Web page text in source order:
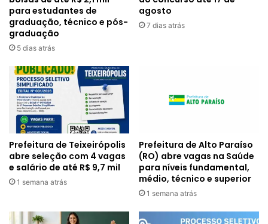
para estudantes de
graduação, técnico e pós-
graduação
5 dias atrás
agosto
7 dias atrás
Prefeitura de Teixeirópolis
abre seleção com 4 vagas
e salário de até R$ 9,7 mil
1 semana atrás
Prefeitura de Alto Paraíso
(RO) abre vagas na Saúde
para níveis fundamental,
médio, técnico e superior
1 semana atrás